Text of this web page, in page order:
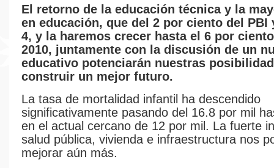
El retorno de la educación técnica y la
en educación, que del 2 por ciento del PBI
4, y la haremos crecer hasta el 6 por
2010, juntamente con la discusión de un
educativo potenciarán nuestras
construir un mejor futuro.
La tasa de mortalidad infantil ha descendido
significativamente pasando del 16.8 por mil
en el actual cercano de 12 por mil. La fuerte
salud pública, vivienda e infraestructura nos
mejorar aún más.